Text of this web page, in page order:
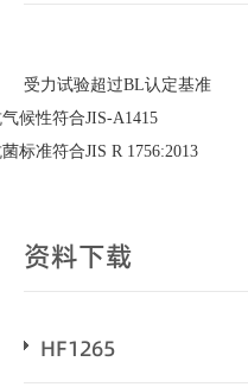
受力试验超过BL认定基准
候性符合JIS-A1415
标准符合JIS R 1756:2013
资料下载
HF1265